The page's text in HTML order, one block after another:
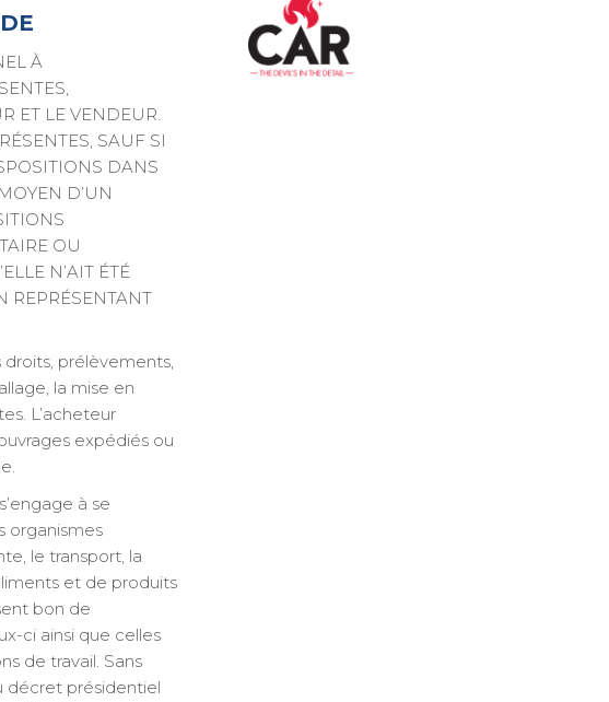
À
ET LE VENDEUR.
SAUF SI
DANS
D’UN
OU
N’AIT ÉTÉ
REPRÉSENTANT
prélèvements,
la mise en
L’acheteur
expédiés ou
à se
organismes
le transport, la
et de produits
bon de
ci ainsi que celles
de travail. Sans
décret présidentiel